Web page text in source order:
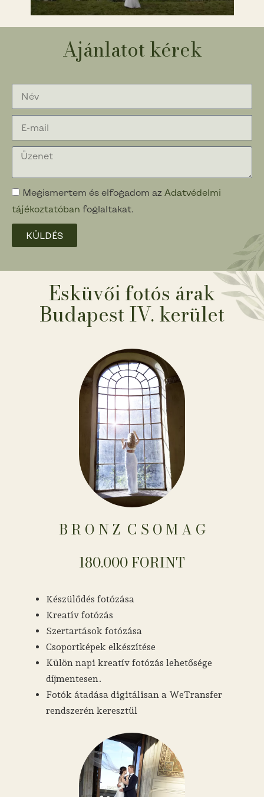
Ajánlatot kérek
Megismertem és elfogadom az Adatvédelmi
tájékoztatóban foglaltakat.
KÜLDÉS
Esküvői fotós árak
Budapest IV. kerület
B R O N Z ​​​​​​​​​​​​​​​​​​ C S O M A G
180.000 FORINT
Készülődés fotózása
Kreatív fotózás
Szertartások fotózása
Csoportképek elkészítése
Külön napi kreatív fotózás lehetősége
díjmentesen.
Fotók átadása digitálisan a WeTransfer
rendszerén keresztül